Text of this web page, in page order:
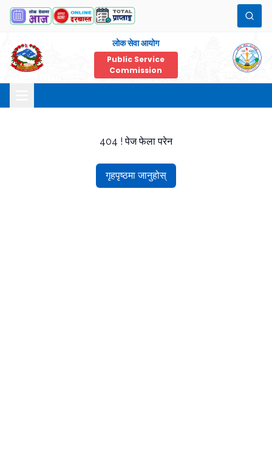
लोक सेवा आयोग
Public Service
Commission
404 ! पेज फेला परेन
गृहपृष्ठमा जानुहोस्